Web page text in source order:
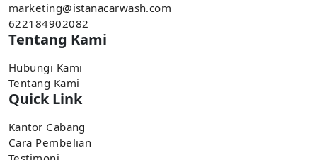
marketing@istanacarwash.com
622184902082
Tentang Kami
Hubungi Kami
Tentang Kami
Quick Link
Kantor Cabang
Cara Pembelian